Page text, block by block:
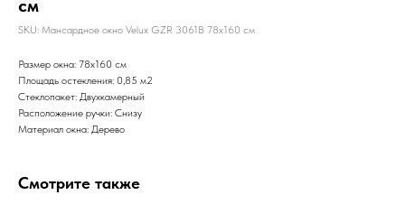
см
SKU: Мансардное окно Velux GZR 3061B 78x160 см
Размер окна: 78x160 см
Площадь остекления: 0,85 м2
Стеклопакет: Двухкамерный
Расположение ручки: Снизу
Материал окна: Дерево
Смотрите также